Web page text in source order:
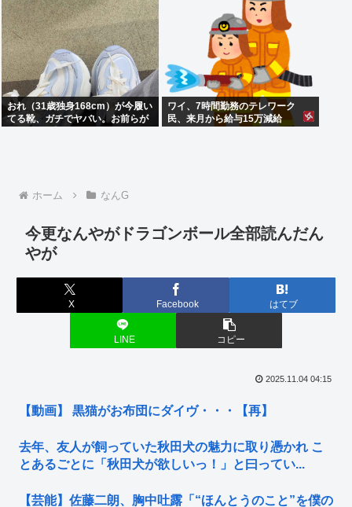
おれ（31歳独身168cm）が今履い
てる靴、ガチでヤバい。お前らが
ワイ、7時間勤務のテレワーク
民、来月から給与15万減給
ホーム なんG
今更なんやがドラゴンボール全部読んだん
やが
X Facebook はてブ
LINE コピー
2025.11.04 04:15
【動画】 黒猫がお布団にダイヴ・・・【再】
去年、友人が飼っていた秋田犬の魅力に取り憑かれ こ
とあるごとに「秋田犬が欲しいっ！」と曰ってい...
【芸能】佐藤二朗、胸中吐露「“ほんとうのこと”を僕の